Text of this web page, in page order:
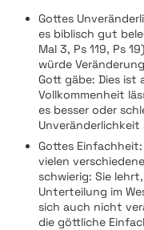
Gottes
es biblisch gut
Mal 3, Ps 119, Ps
würde
Gott gäbe: Dies ist
Vollkommenheit
es besser oder
Gottes
vielen
schwierig: Sie
Unterteilung im
sich auch nicht
die göttliche